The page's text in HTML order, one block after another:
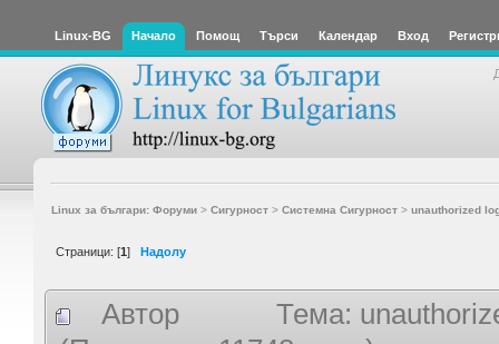
Linux-BG Начало Помощ Търси Календар Вход
Linux за българи: Форуми> Сигурност> Системна Сигурност> unauthorized
Страници: [1] Надолу
Автор
Тема: